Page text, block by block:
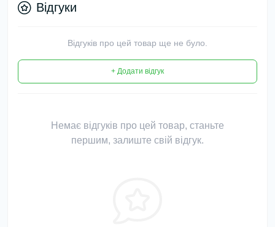
Відгуки
Відгуків про цей товар ще не було.
+ Додати відгук
Немає відгуків про цей товар, станьте
першим, залиште свій відгук.